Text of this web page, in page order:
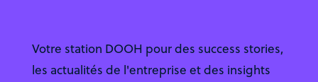
Votre station DOOH pour des success stories,
les actualités de l'entreprise et des insights